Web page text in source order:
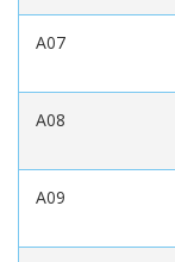
A07
A08
A09